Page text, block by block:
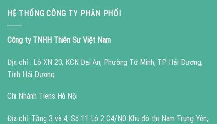
HỆ THỐNG CÔNG TY PHÂN PHỐI
Công ty TNHH Thiên Sư Việt Nam
Địa chỉ : Lô XN 23, KCN Đại An, Phường Tứ Minh, TP Hải Dương,
Tỉnh Hải Dương
Chi Nhánh Tiens Hà Nội
Địa chỉ: Tầng 3 và 4, Số 11 Lô 2 C4/NO Khu đô thị Nam Trung Yên,